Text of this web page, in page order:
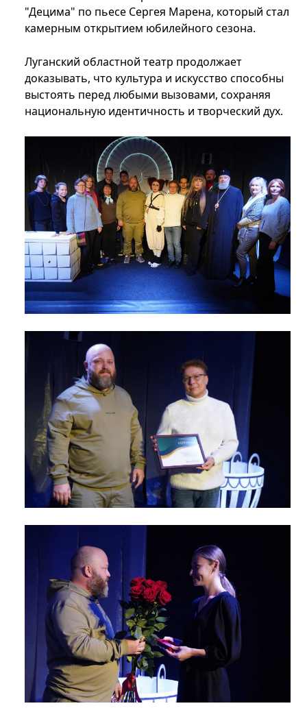
"Децима" по пьесе Сергея Марена, который стал
камерным открытием юбилейного сезона.
Луганский областной театр продолжает
доказывать, что культура и искусство способны
выстоять перед любыми вызовами, сохраняя
национальную идентичность и творческий дух.